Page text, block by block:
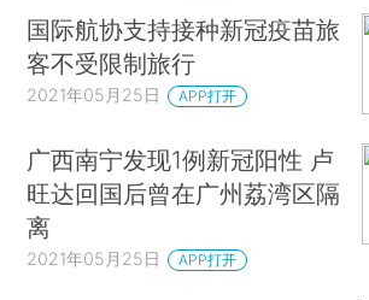
国际航协支持接种新冠疫苗旅
客不受限制旅行
2021年05月25日 APP打开
广西南宁发现1例新冠阳性 卢
旺达回国后曾在广州荔湾区隔
离
2021年05月25日 APP打开